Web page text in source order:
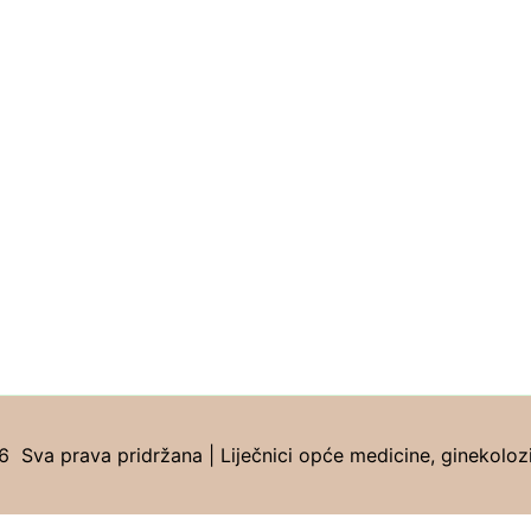
Sva prava pridržana | Liječnici opće medicine,